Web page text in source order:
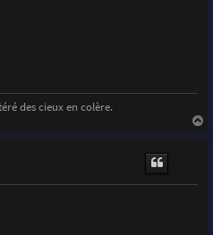
des cieux en colère.